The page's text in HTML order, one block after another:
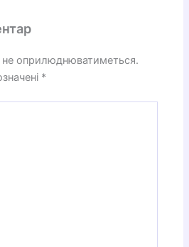
оприлюднюватиметься.
*